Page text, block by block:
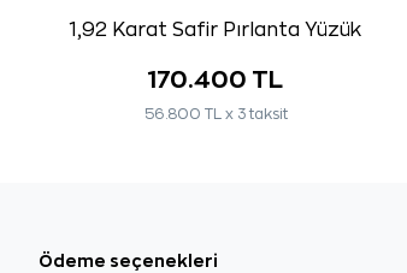
1,92 Karat Safir Pırlanta Yüzük
170.400 TL
56.800 TL x 3 taksit
Ödeme seçenekleri